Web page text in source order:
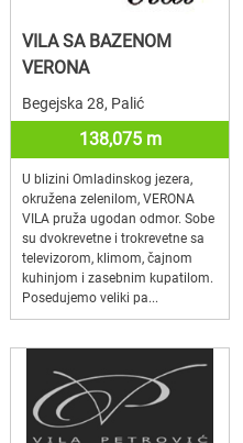
VILA SA BAZENOM
VERONA
Begejska 28, Palić
138,075 m
U blizini Omladinskog jezera,
okružena zelenilom, VERONA
VILA pruža ugodan odmor. Sobe
su dvokrevetne i trokrevetne sa
televizorom, klimom, čajnom
kuhinjom i zasebnim kupatilom.
Posedujemo veliki pa...